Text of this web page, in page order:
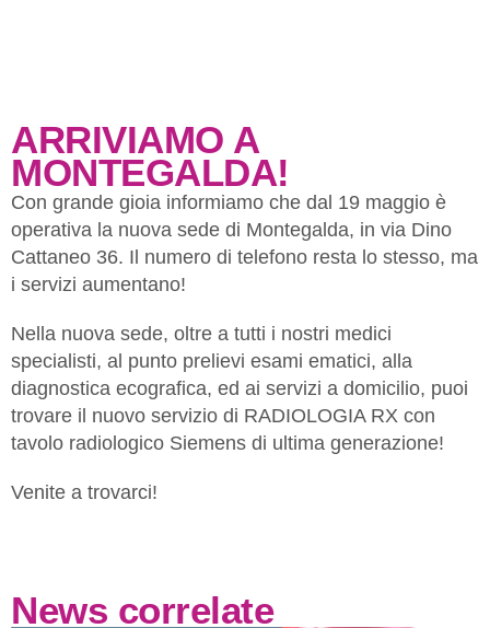
ARRIVIAMO A
MONTEGALDA!
Con grande gioia informiamo che dal 19 maggio è
operativa la nuova sede di Montegalda, in via Dino
Cattaneo 36. Il numero di telefono resta lo stesso, ma
i servizi aumentano!
Nella nuova sede, oltre a tutti i nostri medici
specialisti, al punto prelievi esami ematici, alla
diagnostica ecografica, ed ai servizi a domicilio, puoi
trovare il nuovo servizio di RADIOLOGIA RX con
tavolo radiologico Siemens di ultima generazione!
Venite a trovarci!
News correlate